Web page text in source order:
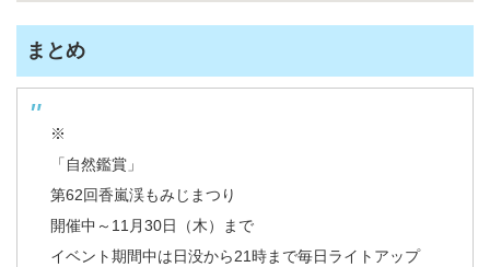
まとめ
※
「自然鑑賞」
第62回香嵐渓もみじまつり
開催中～11月30日（木）まで
イベント期間中は日没から21時まで毎日ライトアップ